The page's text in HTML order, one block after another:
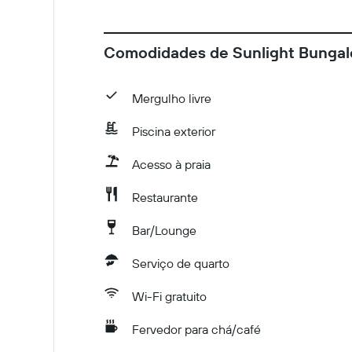
Comodidades de Sunlight
Mergulho livre
Piscina exterior
Acesso à praia
Restaurante
Bar/Lounge
Serviço de quarto
Wi-Fi gratuito
Fervedor para chá/café